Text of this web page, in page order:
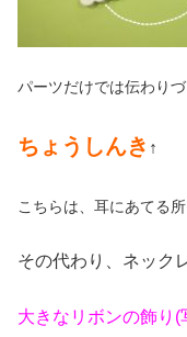
パーツだけでは伝わり
ちょうしんき ↑
こちらは、耳にあてる
その代わり、ネック
大きなリボンの飾り(